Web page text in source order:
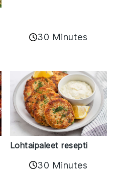
30 Minutes
Lohtaipaleet resepti
30 Minutes